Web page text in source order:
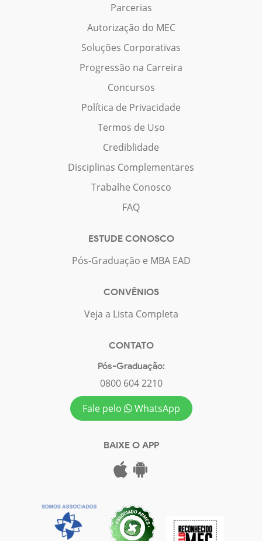
Parcerias
Autorização do MEC
Soluções Corporativas
Progressão na Carreira
Concursos
Política de Privacidade
Termos de Uso
Crediblidade
Disciplinas Complementares
Trabalhe Conosco
FAQ
ESTUDE CONOSCO
Pós-Graduação e MBA EAD
CONVÊNIOS
Veja a Lista Completa
CONTATO
Pós-Graduação:
0800 604 2210
Fale pelo
WhatsApp
BAIXE O APP